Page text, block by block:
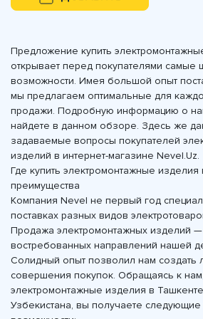
Предложение купить
открывает перед покупателями самые
возможности. Имея большой опыт
мы предлагаем оптимальные для
продажи. Подробную информацию о
найдете в данном обзоре. Здесь же
задаваемые вопросы покупателей
изделий в интернет-магазине Nevel.Uz.
Где купить электромонтажные
преимущества
Компания Nevel не первый год
поставках разных видов
Продажа электромонтажных изделий
востребованных направлений нашей
Солидный опыт позволил нам создать
совершения покупок. Обращаясь к
электромонтажные изделия в
Узбекистана, вы получаете